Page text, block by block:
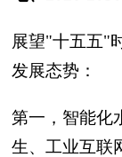
展望"十五五"
发展态势：
第一，智能化
生、工业互联